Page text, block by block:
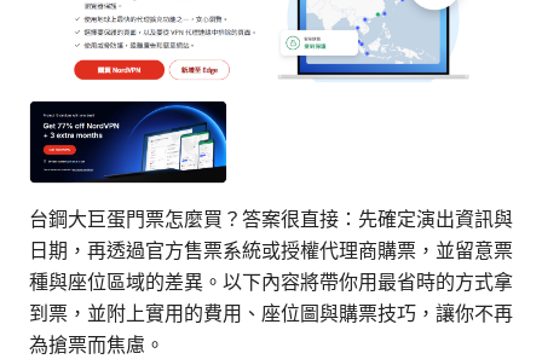
台鋼大巨蛋門票怎麼買？答案很直接：先確定演出資訊與
日期，再透過官方售票系統或授權代理商購票，並留意票
種與座位區域的差異。以下內容將帶你用最省時的方式拿
到票，並附上實用的費用、座位圖與購票技巧，讓你不再
為搶票而焦慮。